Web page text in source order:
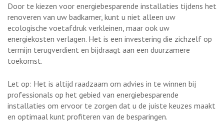
Door te kiezen voor energiebesparende installaties tijdens het
renoveren van uw badkamer, kunt u niet alleen uw
ecologische voetafdruk verkleinen, maar ook uw
energiekosten verlagen. Het is een investering die zichzelf op
termijn terugverdient en bijdraagt aan een duurzamere
toekomst.
Let op: Het is altijd raadzaam om advies in te winnen bij
professionals op het gebied van energiebesparende
installaties om ervoor te zorgen dat u de juiste keuzes maakt
en optimaal kunt profiteren van de besparingen.